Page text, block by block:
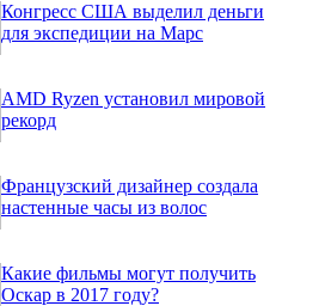
Конгресс США выделил деньги
для экспедиции на Марс
AMD Ryzen установил мировой
рекорд
Французский дизайнер создала
настенные часы из волос
Какие фильмы могут получить
Оскар в 2017 году?